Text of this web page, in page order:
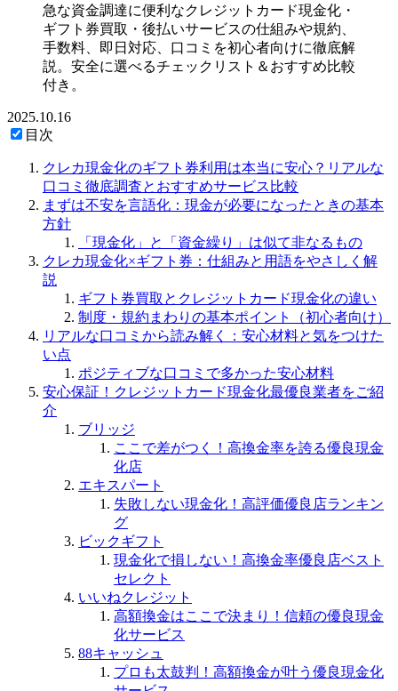
急な資金調達に便利なクレジットカード現金化・
ギフト券買取・後払いサービスの仕組みや規約、
手数料、即日対応、口コミを初心者向けに徹底解
説。安全に選べるチェックリスト＆おすすめ比較
付き。
2025.10.16
目次
クレカ現金化のギフト券利用は本当に安心？リアルな
口コミ徹底調査とおすすめサービス比較
まずは不安を言語化：現金が必要になったときの基本
方針
「現金化」と「資金繰り」は似て非なるもの
クレカ現金化×ギフト券：仕組みと用語をやさしく解
説
ギフト券買取とクレジットカード現金化の違い
制度・規約まわりの基本ポイント（初心者向け）
リアルな口コミから読み解く：安心材料と気をつけた
い点
ポジティブな口コミで多かった安心材料
安心保証！クレジットカード現金化最優良業者をご紹
介
ブリッジ
ここで差がつく！高換金率を誇る優良現金
化店
エキスパート
失敗しない現金化！高評価優良店ランキン
グ
ビックギフト
現金化で損しない！高換金率優良店ベスト
セレクト
いいねクレジット
高額換金はここで決まり！信頼の優良現金
化サービス
88キャッシュ
プロも太鼓判！高額換金が叶う優良現金化